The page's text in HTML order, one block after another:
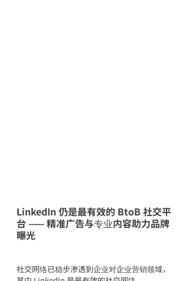
LinkedIn 仍是最有效的 BtoB 社交平
台 —— 精准广告与专业内容助力品牌
曝光
社交网络已稳步渗透到企业对企业营销领域，